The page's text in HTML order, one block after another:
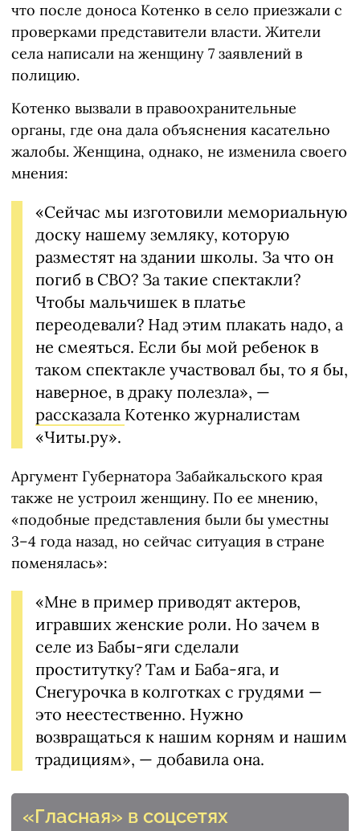
что после доноса Котенко в село приезжали с
проверками представители власти. Жители
села написали на женщину 7 заявлений в
полицию.
Котенко вызвали в правоохранительные
органы, где она дала объяснения касательно
жалобы. Женщина, однако, не изменила своего
мнения:
«Сейчас мы изготовили мемориальную
доску нашему земляку, которую
разместят на здании школы. За что он
погиб в СВО? За такие спектакли?
Чтобы мальчишек в платье
переодевали? Над этим плакать надо, а
не смеяться. Если бы мой ребенок в
таком спектакле участвовал бы, то я бы,
наверное, в драку полезла», —
рассказала Котенко журналистам
«Читы.ру».
Аргумент Губернатора Забайкальского края
также не устроил женщину. По ее мнению,
«подобные представления были бы уместны
3–4 года назад, но сейчас ситуация в стране
поменялась»:
«Мне в пример приводят актеров,
игравших женские роли. Но зачем в
селе из Бабы-яги сделали
проститутку? Там и Баба-яга, и
Снегурочка в колготках с грудями —
это неестественно. Нужно
возвращаться к нашим корням и нашим
традициям», — добавила она.
«Гласная» в соцсетях